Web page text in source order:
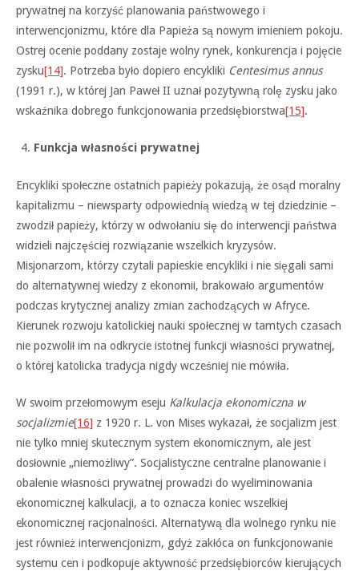
prywatnej na korzyść planowania państwowego i
interwencjonizmu, które dla Papieża są nowym imieniem pokoju.
Ostrej ocenie poddany zostaje wolny rynek, konkurencja i pojęcie
zysku[14]. Potrzeba było dopiero encykliki Centesimus annus
(1991 r.), w której Jan Paweł II uznał pozytywną rolę zysku jako
wskaźnika dobrego funkcjonowania przedsiębiorstwa[15].
Funkcja własności prywatnej
Encykliki społeczne ostatnich papieży pokazują, że osąd moralny
kapitalizmu – niewsparty odpowiednią wiedzą w tej dziedzinie –
zwodził papieży, którzy w odwołaniu się do interwencji państwa
widzieli najczęściej rozwiązanie wszelkich kryzysów.
Misjonarzom, którzy czytali papieskie encykliki i nie sięgali sami
do alternatywnej wiedzy z ekonomii, brakowało argumentów
podczas krytycznej analizy zmian zachodzących w Afryce.
Kierunek rozwoju katolickiej nauki społecznej w tamtych czasach
nie pozwolił im na odkrycie istotnej funkcji własności prywatnej,
o której katolicka tradycja nigdy wcześniej nie mówiła.
W swoim przełomowym eseju Kalkulacja ekonomiczna w
socjalizmie[16] z 1920 r. L. von Mises wykazał, że socjalizm jest
nie tylko mniej skutecznym system ekonomicznym, ale jest
dosłownie „niemożliwy”. Socjalistyczne centralne planowanie i
obalenie własności prywatnej prowadzi do wyeliminowania
ekonomicznej kalkulacji, a to oznacza koniec wszelkiej
ekonomicznej racjonalności. Alternatywą dla wolnego rynku nie
jest również interwencjonizm, gdyż zakłóca on funkcjonowanie
systemu cen i podkopuje aktywność przedsiębiorców kierujących